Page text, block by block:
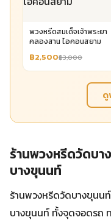
พวงหรีดสมเด็จเจ้าพระยา
คลองสาน ไอคอนสยาม
฿2,500฿3,000
ร้านพวงหรีดวัดบ
บางขุนนท์
ร้านพวงหรีดวัดบางขุนน
บางขุนนท์ ทั้งจุดจอดรถ ท